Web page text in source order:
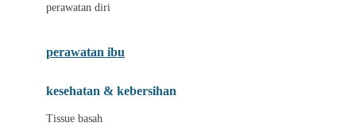
Magformers
Mamaway
Maxi Cosi
perawatan diri
perawatan ibu
kesehatan & kebersihan
Tissue basah